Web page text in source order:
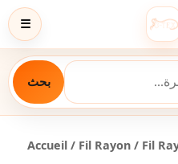
☰
بحث
Accueil / Fil Rayon / Fil